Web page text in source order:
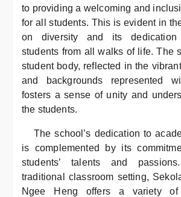
to providing a welcoming and
for all students. This is evident in
on diversity and its dedication
students from all walks of life. The
student body, reflected in the
and backgrounds represented
fosters a sense of unity and
the students.
The school’s dedication to
is complemented by its
students’ talents and
traditional classroom setting,
Ngee Heng offers a variety of